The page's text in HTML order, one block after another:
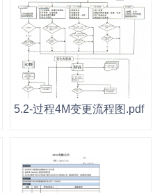
5.2-过程4M变更流程图.pdf